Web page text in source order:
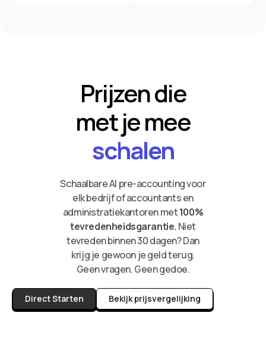
Prijzen die
met je mee
schalen
Schaalbare AI pre-accounting voor
elk bedrijf of accountants en
administratiekantoren met100%
tevredenheidsgarantie. Niet
tevreden binnen 30 dagen? Dan
krijg je gewoon je geld terug.
Geen vragen. Geen gedoe.
Direct Starten Bekijk prijsvergelijking